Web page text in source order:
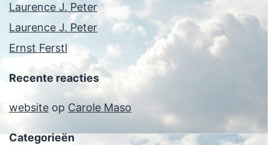
Laurence J. Peter
Laurence J. Peter
Ernst Ferstl
Recente reacties
website op Carole Maso
Categorieën